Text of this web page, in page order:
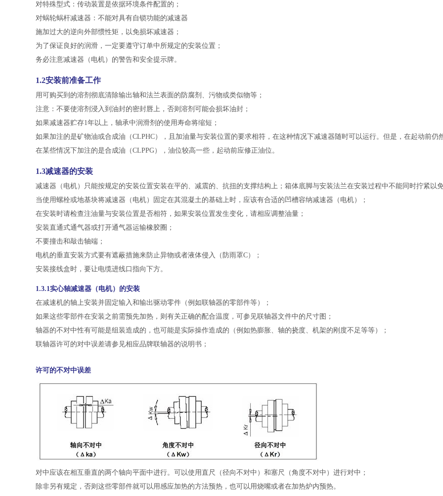
对特殊型式：传动装置是依据环境条件配置的；
对蜗轮蜗杆减速器：不能对具有自锁功能的减速器
施加过大的逆向外部惯性矩，以免损坏减速器；
为了保证良好的润滑，一定要遵守订单中所规定的安装位置；
务必注意减速器（电机）的警告和安全提示牌。
1.2安装前准备工作
用可购买到的溶剂彻底清除输出轴和法兰表面的防腐剂、污物或类似物等；
注意：不要使溶剂浸入到油封的密封唇上，否则溶剂可能会损坏油封；
如果减速器贮存1年以上，轴承中润滑剂的使用寿命将缩短；
如果加注的是矿物油或合成油（CLPHC），且加油量与安装位置的要求相符，在这种情况下减速器随时可以运行。但是，在起动前仍
在某些情况下加注的是合成油（CLPPG），油位较高一些，起动前应修正油位。
1.3减速器的安装
减速器（电机）只能按规定的安装位置安装在平的、减震的、抗扭的支撑结构上；箱体底脚与安装法兰在安装过程中不能同时拧紧以
当使用螺栓或地基块将减速器（电机）固定在其混凝土的基础上时，应该有合适的凹槽容纳减速器（电机）；
在安装时请检查注油量与安装位置是否相符，如果安装位置发生变化，请相应调整油量；
安装直通式通气器或打开通气器运输橡胶圈；
不要撞击和敲击轴端；
电机的垂直安装方式要有遮蔽措施来防止异物或者液体侵入（防雨罩C）；
安装接线盒时，要让电缆进线口指向下方。
1.3.1实心轴减速器（电机）的安装
在减速机的轴上安装并固定输入和输出驱动零件（例如联轴器的零部件等）；
如果这些零部件在安装之前需预先加热，则有关正确的配合温度，可参见联轴器文件中的尺寸图；
轴器的不对中性有可能是组装造成的，也可能是实际操作造成的（例如热膨胀、轴的挠度、机架的刚度不足等等）；
联轴器许可的对中误差请参见相应品牌联轴器的说明书；
许可的不对中误差
对中应该在相互垂直的两个轴向平面中进行。可以使用直尺（径向不对中）和塞尺（角度不对中）进行对中；
除非另有规定，否则这些零部件就可以用感应加热的方法预热，也可以用烧嘴或者在加热炉内预热。